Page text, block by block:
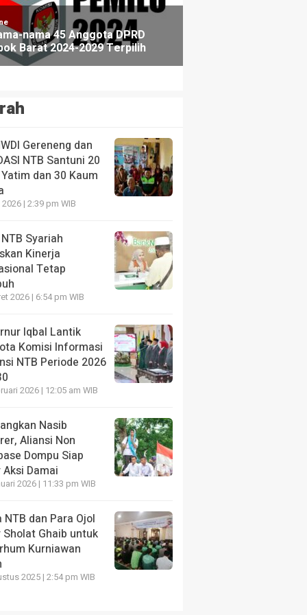
Gereneng dan
NTB Santuni 20
dan 30 Kaum
| 2:39 pm WIB
Syariah
Kinerja
Tetap
2026 | 6:54 pm WIB
Iqbal Lantik
Komisi Informasi
NTB Periode 2026
2026 | 12:05 am WIB
Nasib
Aliansi Non
Dompu Siap
Aksi Damai
2026 | 11:33 pm WIB
NTB dan Para Ojol
Sholat Ghaib untuk
Kurniawan
2025 | 2:54 pm WIB